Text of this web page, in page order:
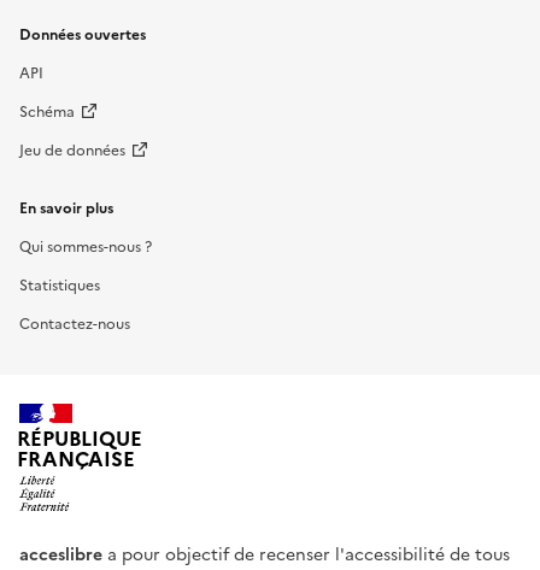
Données ouvertes
API
Schéma
Jeu de données
En savoir plus
Qui sommes-nous ?
Statistiques
Contactez-nous
RÉPUBLIQUE
FRANÇAISE
acceslibre a pour objectif de recenser l'accessibilité de tous